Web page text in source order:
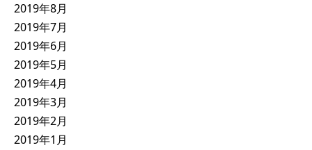
2019年8月
2019年7月
2019年6月
2019年5月
2019年4月
2019年3月
2019年2月
2019年1月